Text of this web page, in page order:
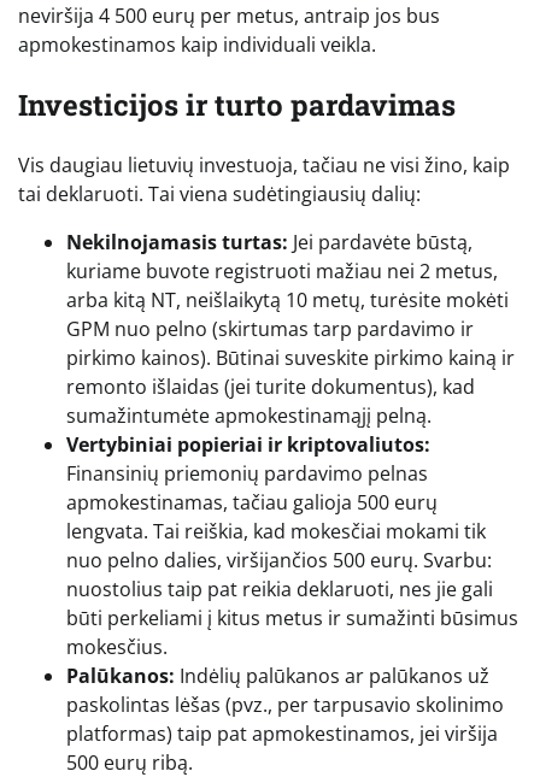
neviršija 4 500 eurų per metus, antraip jos bus
apmokestinamos kaip individuali veikla.
Investicijos ir turto pardavimas
Vis daugiau lietuvių investuoja, tačiau ne visi žino, kaip
tai deklaruoti. Tai viena sudėtingiausių dalių:
Nekilnojamasis turtas: Jei pardavėte būstą,
kuriame buvote registruoti mažiau nei 2 metus,
arba kitą NT, neišlaikytą 10 metų, turėsite mokėti
GPM nuo pelno (skirtumas tarp pardavimo ir
pirkimo kainos). Būtinai suveskite pirkimo kainą ir
remonto išlaidas (jei turite dokumentus), kad
sumažintumėte apmokestinamąjį pelną.
Vertybiniai popieriai ir kriptovaliutos:
Finansinių priemonių pardavimo pelnas
apmokestinamas, tačiau galioja 500 eurų
lengvata. Tai reiškia, kad mokesčiai mokami tik
nuo pelno dalies, viršijančios 500 eurų. Svarbu:
nuostolius taip pat reikia deklaruoti, nes jie gali
būti perkeliami į kitus metus ir sumažinti būsimus
mokesčius.
Palūkanos: Indėlių palūkanos ar palūkanos už
paskolintas lėšas (pvz., per tarpusavio skolinimo
platformas) taip pat apmokestinamos, jei viršija
500 eurų ribą.